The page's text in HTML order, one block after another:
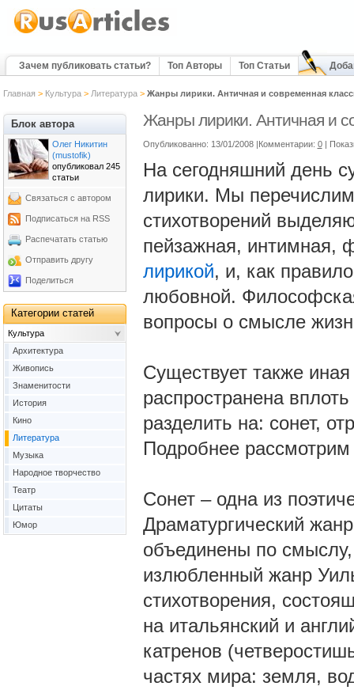
Зачем публиковать статьи? Топ Авторы Топ Статьи
Главная > Культура> Литература> Жанры лирики. Античная и современная
Жанры лирики. Античная и
Опубликованно: 13/01/2008 |Комментарии: 0 |
На сегодняшний день
лирики. Мы
стихотворений
пейзажная, интимная,
лирикой, и, как
любовной.
вопросы о смысле
Существует также
распространена
разделить на: сонет,
Подробнее
Сонет – одна из
Драматургический
объединены по
излюбленный жанр
стихотворения,
на итальянский и
катренов
частях мира: земля,
Блок автора
Олег Никитин
(mustofik)
опубликовал 245
статьи
Связаться с автором
Подписаться на RSS
Распечатать статью
Отправить другу
Поделиться
Категории статей
Культура
Архитектура
Живопись
Знаменитости
История
Кино
Литература
Музыка
Народное творчество
Театр
Цитаты
Юмор